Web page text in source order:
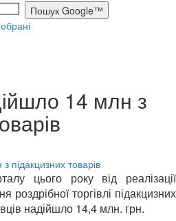
14 млн з
цього року від реалізації
роздрібної торгівлі підакцизних
надійшло 14,4 млн. грн.